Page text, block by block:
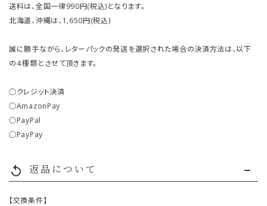
送料は、全国一律990円(税込)となります。
北海道、沖縄は、1,650円(税込)
誠に勝手ながら、レターパックの発送を選択された場合の決済方法は、以下
の４種類とさせて頂きます。
○クレジット決済
○AmazonPay
○PayPal
○PayPay
replay 返品について
【交換条件】